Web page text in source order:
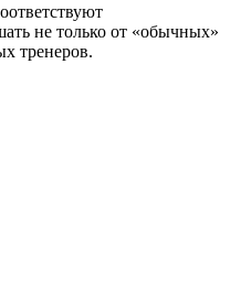
не только от «обычных»
тренеров.